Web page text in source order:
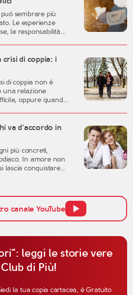
sembrare più
Le esperienze
le responsabilità
uno dei
una relazione
A
generalmente una
di coppia: i
di coppia non è
una relazione
oppure quando
in discussione
dell’amore, la
va d’accordo in
più concreti,
In amore non
lascia conquistare
Capricorno in
solo all’attrazione
canale YouTube
leggi le storie vere
di Più!
la tua copia cartacea, è Gratuito